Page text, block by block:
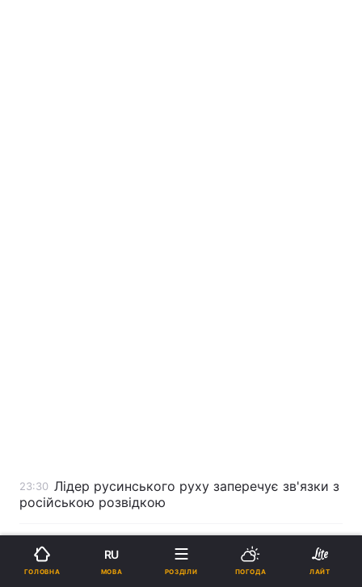
23:30 Лідер русинського руху заперечує зв'язки з
російською розвідкою
23:11
Черновецький заборонив руху транспорту
на Андріївському узвозі
ГОЛОВНА
RU
МОВА РОЗДІЛИ ПОГОДА ЛАЙТ